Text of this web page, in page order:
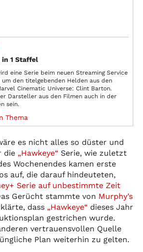
in 1 Staffel
eine Serie beim neuen Streaming Service
um den titelgebenden Helden aus den
Cinematic Universe: Clint Barton.
Darsteller aus den Filmen auch in der
sein.
Thema
es nicht alles so düster und
die „Hawkeye“ Serie, wie zuletzt
Wochenendes kamen erste
auf, die darauf hindeuteten,
Serie auf unbestimmte Zeit
Gerücht stammte von Murphy’s
dass „Hawkeye“ dieses Jahr
gestrichen wurde.
vertrauensvollen Quelle
Plan weiterhin zu gelten.